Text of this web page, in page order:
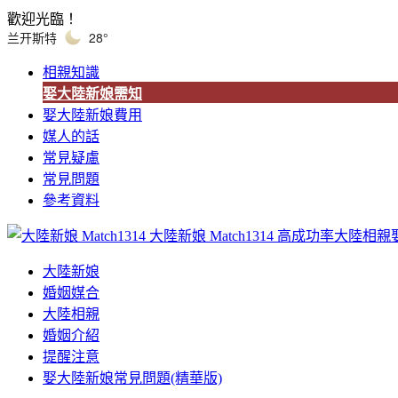
歡迎光臨！
兰开斯特 28°
相親知識
娶大陸新娘需知
娶大陸新娘費用
媒人的話
常見疑慮
常見問題
參考資料
大陸新娘 Match1314 高成功率大陸相親
大陸新娘
婚姻媒合
大陸相親
婚姻介紹
提醒注意
娶大陸新娘常見問題(精華版)